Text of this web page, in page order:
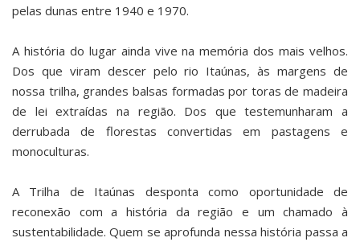
pelas dunas entre 1940 e 1970.
A história do lugar ainda vive na memória dos mais velhos.
Dos que viram descer pelo rio Itaúnas, às margens de
nossa trilha, grandes balsas formadas por toras de madeira
de lei extraídas na região. Dos que testemunharam a
derrubada de florestas convertidas em pastagens e
monoculturas.
A Trilha de Itaúnas desponta como oportunidade de
reconexão com a história da região e um chamado à
sustentabilidade. Quem se aprofunda nessa história passa a